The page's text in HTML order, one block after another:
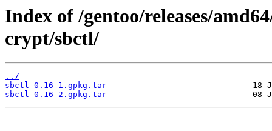
Index of /gentoo/releases/
crypt/sbctl/
../
sbctl-0.16-1.gpkg.tar
sbctl-0.16-2.gpkg.tar